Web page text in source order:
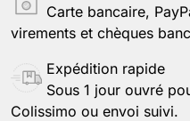
Carte bancaire,
virements et chèques
Expédition rapide
Sous 1 jour ouvré
Colissimo ou envoi suivi.